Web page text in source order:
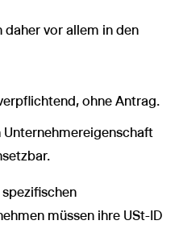
daher vor allem in den
ohne Antrag.
Unternehmereigenschaft
müssen ihre USt-ID